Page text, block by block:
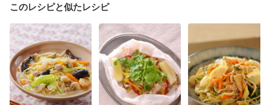
このレシピと似たレシピ